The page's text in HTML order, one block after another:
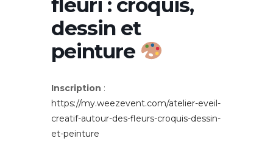
dessin et
peinture
Inscription :
https://my.weezevent.com/atelier-eveil-
creatif-autour-des-fleurs-croquis-dessin-
et-peinture